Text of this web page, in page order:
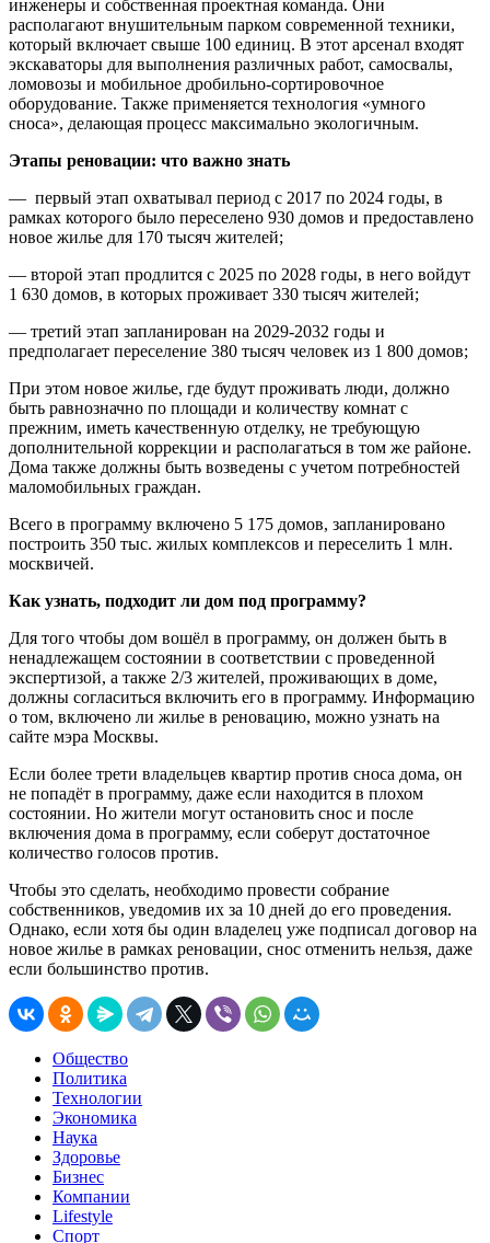
инженеры и собственная проектная команда. Они
располагают внушительным парком современной техники,
который включает свыше 100 единиц. В этот арсенал входят
экскаваторы для выполнения различных работ, самосвалы,
ломовозы и мобильное дробильно-сортировочное
оборудование. Также применяется технология «умного
сноса», делающая процесс максимально экологичным.
Этапы реновации: что важно знать
— первый этап охватывал период с 2017 по 2024 годы, в
рамках которого было переселено 930 домов и предоставлено
новое жилье для 170 тысяч жителей;
— второй этап продлится с 2025 по 2028 годы, в него войдут
1 630 домов, в которых проживает 330 тысяч жителей;
— третий этап запланирован на 2029-2032 годы и
предполагает переселение 380 тысяч человек из 1 800 домов;
При этом новое жилье, где будут проживать люди, должно
быть равнозначно по площади и количеству комнат с
прежним, иметь качественную отделку, не требующую
дополнительной коррекции и располагаться в том же районе.
Дома также должны быть возведены с учетом потребностей
маломобильных граждан.
Всего в программу включено 5 175 домов, запланировано
построить 350 тыс. жилых комплексов и переселить 1 млн.
москвичей.
Как узнать, подходит ли дом под программу?
Для того чтобы дом вошёл в программу, он должен быть в
ненадлежащем состоянии в соответствии с проведенной
экспертизой, а также 2/3 жителей, проживающих в доме,
должны согласиться включить его в программу. Информацию
о том, включено ли жилье в реновацию, можно узнать на
сайте мэра Москвы.
Если более трети владельцев квартир против сноса дома, он
не попадёт в программу, даже если находится в плохом
состоянии. Но жители могут остановить снос и после
включения дома в программу, если соберут достаточное
количество голосов против.
Чтобы это сделать, необходимо провести собрание
собственников, уведомив их за 10 дней до его проведения.
Однако, если хотя бы один владелец уже подписал договор на
новое жилье в рамках реновации, снос отменить нельзя, даже
если большинство против.
Общество
Политика
Технологии
Экономика
Наука
Здоровье
Бизнес
Компании
Lifestyle
Спорт